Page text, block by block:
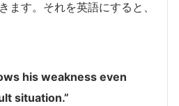
ます。それを英語にすると、
his weakness even
situation.”